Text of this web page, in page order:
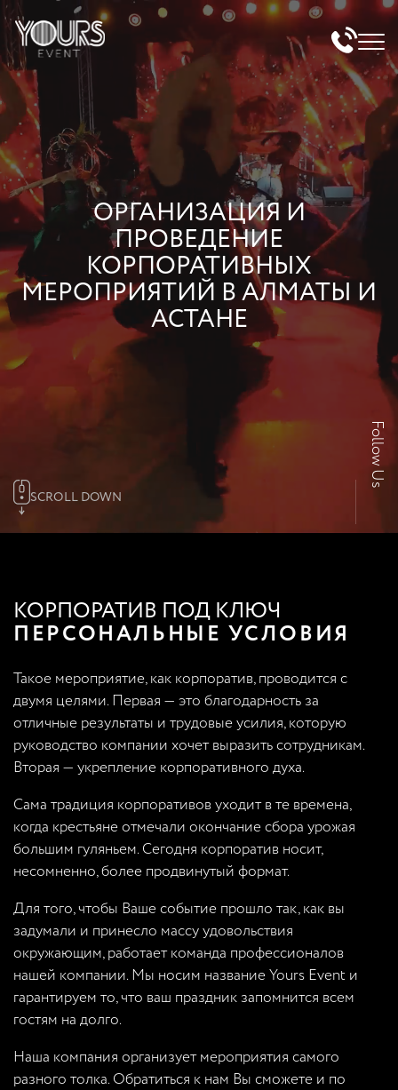
ОРГАНИЗАЦИЯ И
ПРОВЕДЕНИЕ
КОРПОРАТИВНЫХ
МЕРОПРИЯТИЙ В АЛМАТЫ И
АСТАНЕ
SCROLL DOWN
Follow Us
КОРПОРАТИВ ПОД КЛЮЧ
ПЕРСОНАЛЬНЫЕ УСЛОВИЯ
Такое мероприятие, как корпоратив, проводится с
двумя целями. Первая — это благодарность за
отличные результаты и трудовые усилия, которую
руководство компании хочет выразить сотрудникам.
Вторая — укрепление корпоративного духа.
Сама традиция корпоративов уходит в те времена,
когда крестьяне отмечали окончание сбора урожая
большим гуляньем. Сегодня корпоратив носит,
несомненно, более продвинутый формат.
Для того, чтобы Ваше событие прошло так, как вы
задумали и принесло массу удовольствия
окружающим, работает команда профессионалов
нашей компании. Мы носим название Yours Event и
гарантируем то, что ваш праздник запомнится всем
гостям на долго.
Наша компания организует мероприятия самого
разного толка. Обратиться к нам Вы сможете и по